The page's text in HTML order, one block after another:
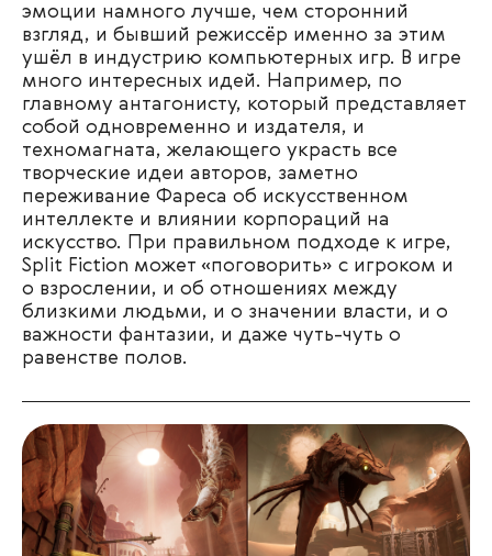
эмоции намного лучше, чем сторонний
взгляд, и бывший режиссёр именно за этим
ушёл в индустрию компьютерных игр. В игре
много интересных идей. Например, по
главному антагонисту, который представляет
собой одновременно и издателя, и
техномагната, желающего украсть все
творческие идеи авторов, заметно
переживание Фареса об искусственном
интеллекте и влиянии корпораций на
искусство. При правильном подходе к игре,
Split Fiction может «поговорить» с игроком и
о взрослении, и об отношениях между
близкими людьми, и о значении власти, и о
важности фантазии, и даже чуть-чуть о
равенстве полов.